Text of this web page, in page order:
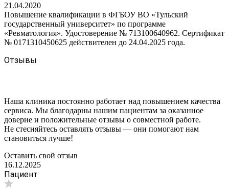
21.04.2020
Повышение квалификации в ФГБОУ ВО «Тульский
государственный университет» по программе
«Ревматология». Удостоверение № 713100640962. Сертификат
№ 0171310450625 действителен до 24.04.2025 года.
Отзывы
Наша клиника постоянно работает над повышением качества
сервиса. Мы благодарны нашим пациентам за оказанное
доверие и положительные отзывы о совместной работе.
Не стесняйтесь оставлять отзывы — они помогают нам
становиться лучше!
Оставить свой отзыв
16.12.2025
Пациент